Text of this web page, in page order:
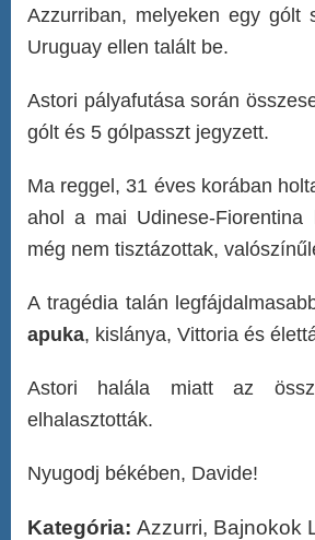
Azzurriban, melyeken egy gólt
Uruguay ellen talált be.
Astori pályafutása során
gólt és 5 gólpasszt jegyzett.
Ma reggel, 31 éves korában
ahol a mai Udinese-Fiorentina
még nem tisztázottak,
A tragédia talán
apuka, kislánya, Vittoria és
Astori halála miatt az
elhalasztották.
Nyugodj békében, Davide!
Kategória: Azzurri, Bajnokok